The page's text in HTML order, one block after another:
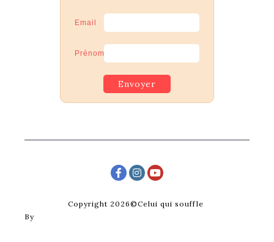
Email
Prénom
Copyright 2026©Celui qui souffle
By